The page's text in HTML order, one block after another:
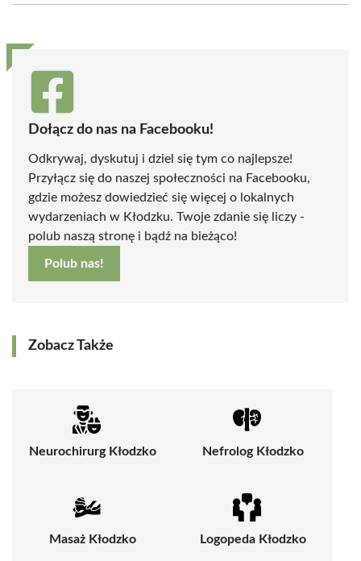
(Twitter)
Dołącz do nas na Facebooku!
Odkrywaj, dyskutuj i dziel się tym co najlepsze!
Przyłącz się do naszej społeczności na Facebooku,
gdzie możesz dowiedzieć się więcej o lokalnych
wydarzeniach w Kłodzku. Twoje zdanie się liczy -
polub naszą stronę i bądź na bieżąco!
Polub nas!
Zobacz Także
Neurochirurg Kłodzko Nefrolog Kłodzko
Masaż Kłodzko Logopeda Kłodzko